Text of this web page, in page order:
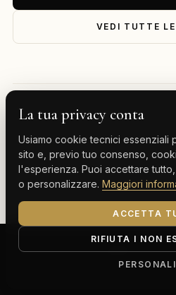
VEDI TUTTE
— ESPLORA PER
Milano Cervinia
Monte
Corso Buenos Aires 64,
La tua privacy conta
Usiamo cookie tecnici essenziali
sito e, previo tuo consenso,
l'esperienza. Puoi accettare
o personalizzare. Maggiori
ACCETTA
RIFIUTA I NON